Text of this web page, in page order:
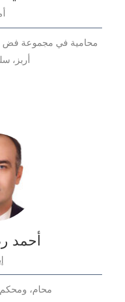
محامية في مجموعة فض
أربز،
أحمد
محام،